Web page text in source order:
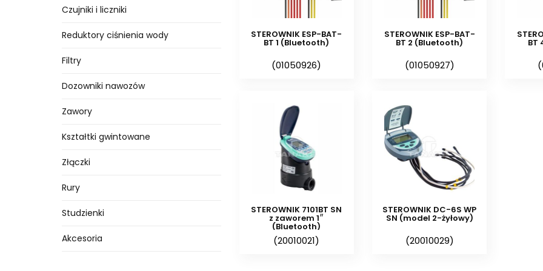
Montaż sterownika jedno lub
Sterowniki bateryjne jedno lub
skrzynki elektrozaworowej. Często
uchwyt do montażu
wbudowany elektrozawór w
elektrozaworów należy pamiętać
Połączenia przewodów należy
odpornymi na wilgoć, np. konektory
obsługiwanych cewek przez
współpracują z elektrozaworami z
na ilość przewodów. W przypadku
STEROWNIK ESP-BAT-
BT 1 (Bluetooth)
(01050926)
STEROWNIK ESP-BAT-
BT 2 (Bluetooth)
(01050927)
BT
STEROWNIK 7101BT SN
z zaworem 1″
(Bluetooth)
(20010021)
STEROWNIK DC-6S WP
SN (model 2-żyłowy)
(20010029)
Czujniki i liczniki
Reduktory ciśnienia wody
Filtry
Dozowniki nawozów
Zawory
Kształtki gwintowane
Złączki
Rury
Studzienki
Akcesoria